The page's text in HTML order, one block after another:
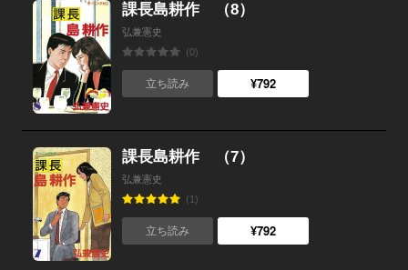
課長島耕作 （8）
弘兼憲史
(0)
立ち読み ¥792
課長島耕作 （7）
弘兼憲史
(1)
立ち読み ¥792